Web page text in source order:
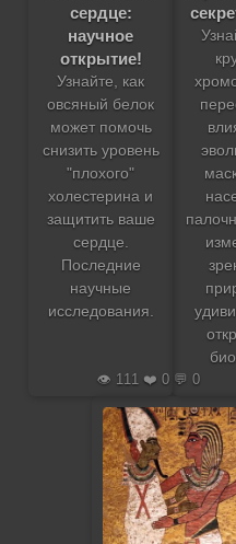
сердце:
научное
открытие!
Узнайте, как
овсяный белок
может помочь
снизить уровень
"плохого"
холестерина и
защитить ваше
сердце.
Последние
научные
исследования.
👁️ 111 ❤️ 0 💬 0